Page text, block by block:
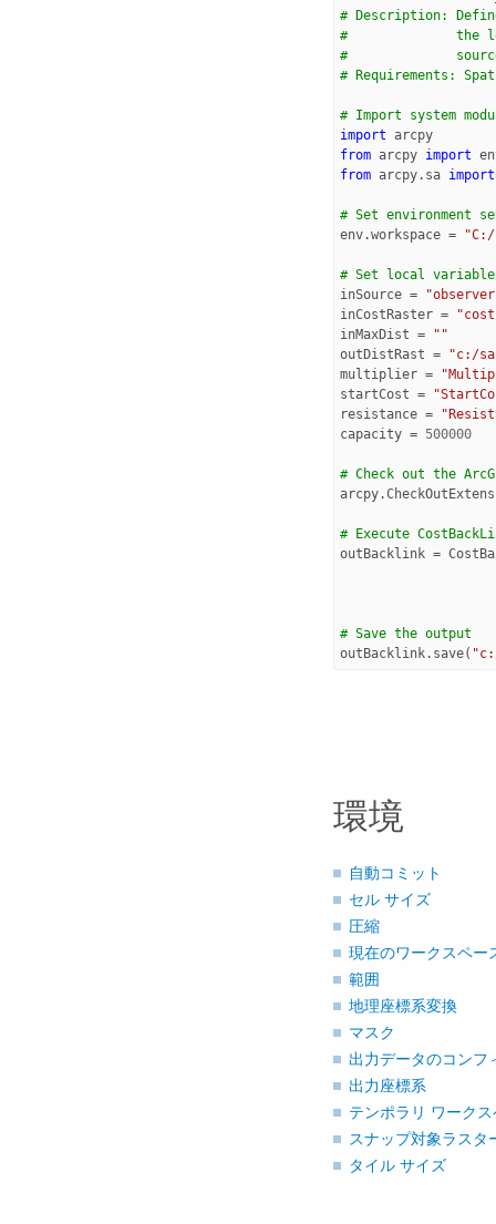
# Description:
#              the
#
# Requirements:
# Import system
import arcpy
from arcpy import
from arcpy.sa import
# Set environment
env.workspace = "C:/
# Set local
inSource =
inCostRaster =
inMaxDist =
""
outDistRast =
"c:/
multiplier =
startCost =
resistance =
capacity = 500000
# Check out the
arcpy.
# Execute
outBacklink =
# Save the output
outBacklink. save(
環境
自動コミット
セル サイズ
圧縮
現在のワークスペー
範囲
地理座標系変換
マスク
出力データのコンフ
出力座標系
テンポラリ ワーク
スナップ対象ラスタ
タイル サイズ